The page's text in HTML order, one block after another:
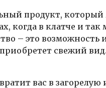
продукт, который
когда в клатче и
– это возможность
свежий
вас в